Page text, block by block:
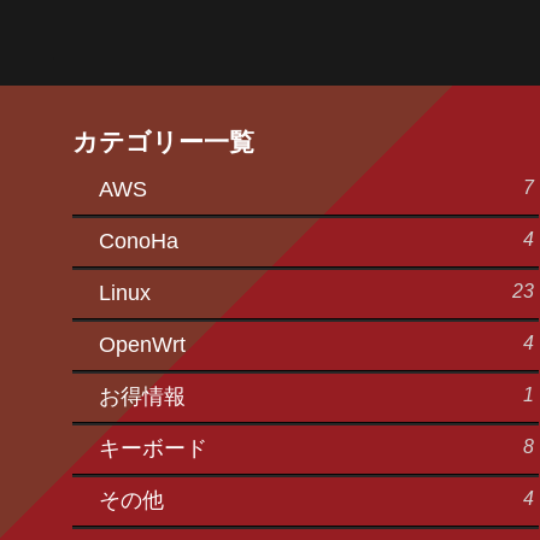
カテゴリー一覧
AWS 7
ConoHa 4
Linux 23
OpenWrt 4
お得情報 1
キーボード 8
その他 4